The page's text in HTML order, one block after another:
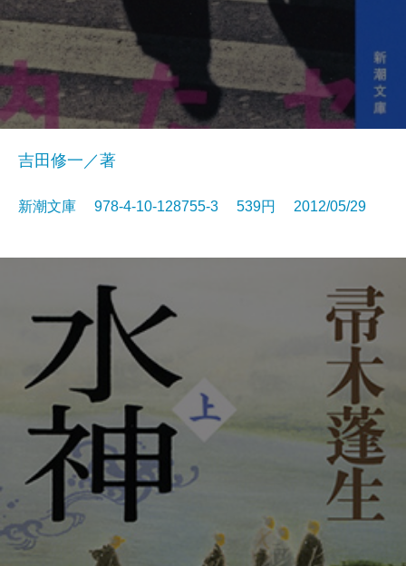
吉田修一／著
新潮文庫 978-4-10-128755-3 539円 2012/05/29